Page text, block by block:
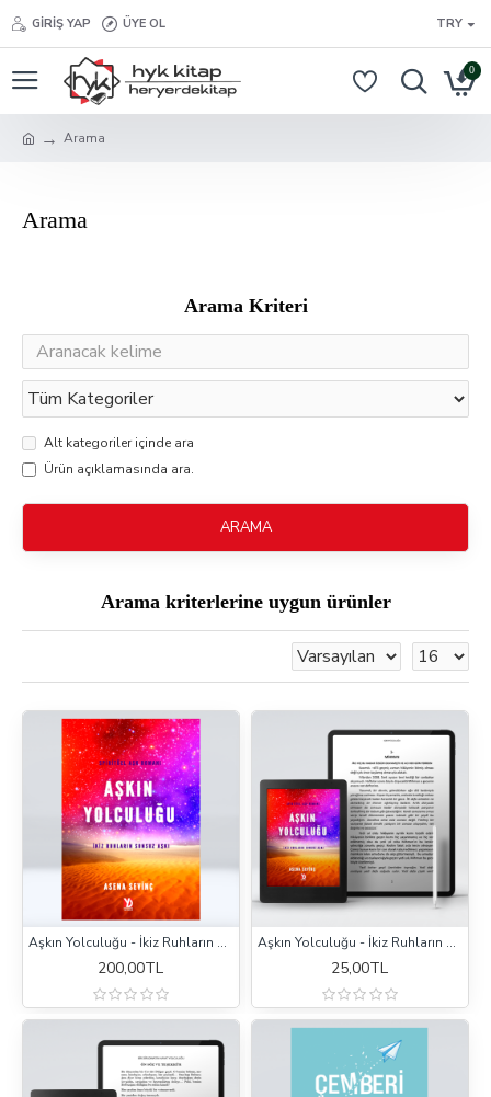
GIRIŞ YAP ÜYE OL TRY
0
Arama
Arama
Arama Kriteri
Alt kategoriler içinde ara
Ürün açıklamasında ara.
ARAMA
Arama kriterlerine uygun ürünler
Aşkın Yolculuğu - İkiz Ruhların Sonsuz Aşkı
200,00TL
Aşkın Yolculuğu - İkiz Ruhların Sonsuz Aşkı (e-kitap)
25,00TL